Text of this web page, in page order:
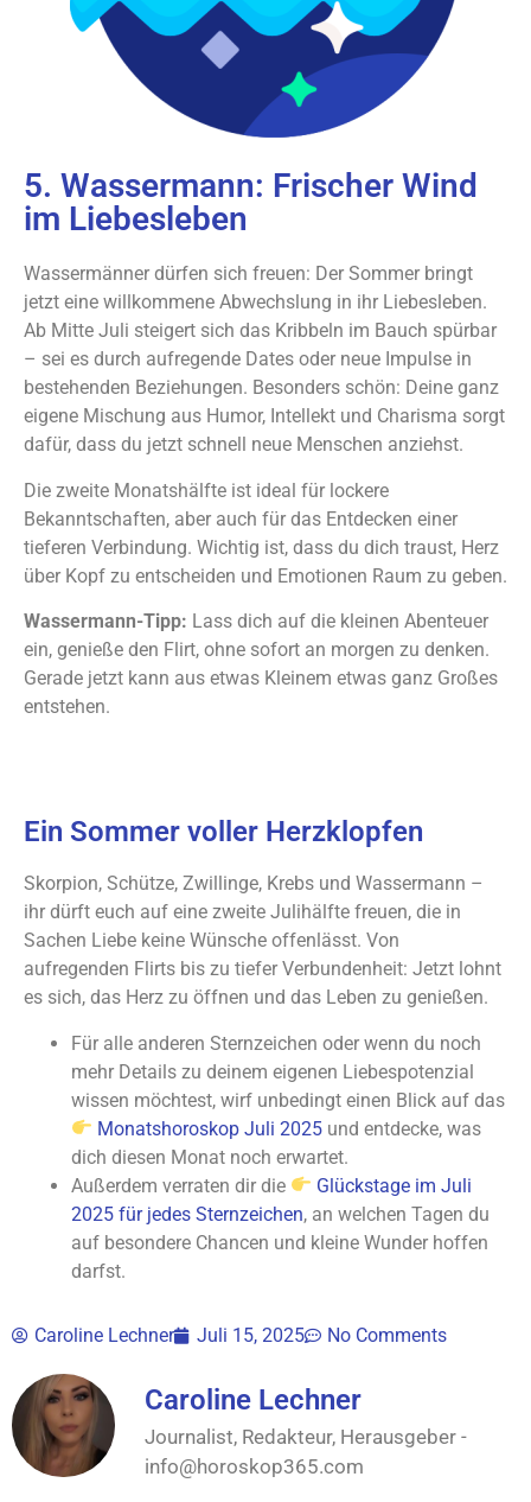
5. Wassermann: Frischer Wind
im Liebesleben
Wassermänner dürfen sich freuen: Der Sommer bringt
jetzt eine willkommene Abwechslung in ihr Liebesleben.
Ab Mitte Juli steigert sich das Kribbeln im Bauch spürbar
– sei es durch aufregende Dates oder neue Impulse in
bestehenden Beziehungen. Besonders schön: Deine ganz
eigene Mischung aus Humor, Intellekt und Charisma sorgt
dafür, dass du jetzt schnell neue Menschen anziehst.
Die zweite Monatshälfte ist ideal für lockere
Bekanntschaften, aber auch für das Entdecken einer
tieferen Verbindung. Wichtig ist, dass du dich traust, Herz
über Kopf zu entscheiden und Emotionen Raum zu geben.
Wassermann-Tipp: Lass dich auf die kleinen Abenteuer
ein, genieße den Flirt, ohne sofort an morgen zu denken.
Gerade jetzt kann aus etwas Kleinem etwas ganz Großes
entstehen.
Ein Sommer voller Herzklopfen
Skorpion, Schütze, Zwillinge, Krebs und Wassermann –
ihr dürft euch auf eine zweite Julihälfte freuen, die in
Sachen Liebe keine Wünsche offenlässt. Von
aufregenden Flirts bis zu tiefer Verbundenheit: Jetzt lohnt
es sich, das Herz zu öffnen und das Leben zu genießen.
Für alle anderen Sternzeichen oder wenn du noch
mehr Details zu deinem eigenen Liebespotenzial
wissen möchtest, wirf unbedingt einen Blick auf das
Monatshoroskop Juli 2025 und entdecke, was
dich diesen Monat noch erwartet.
Außerdem verraten dir die
Glückstage im Juli
2025 für jedes Sternzeichen, an welchen Tagen du
auf besondere Chancen und kleine Wunder hoffen
darfst.
Caroline Lechner Juli 15, 2025 No Comments
Caroline Lechner
Journalist, Redakteur, Herausgeber -
info@horoskop365.com